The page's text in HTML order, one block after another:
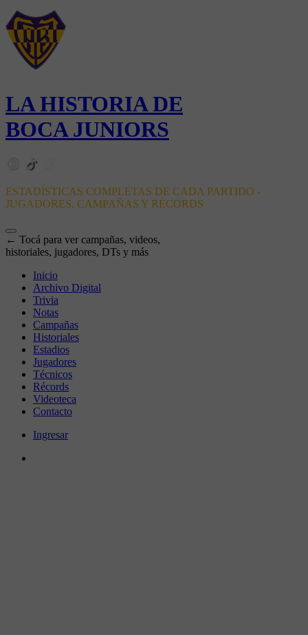
LA HISTORIA DE
BOCA JUNIORS
ESTADÍSTICAS COMPLETAS DE CADA PARTIDO -
JUGADORES, CAMPAÑAS Y RÉCORDS
← Tocá para ver campañas, videos,
historiales, jugadores, DTs y más
Inicio
Archivo Digital
Trivia
Notas
Campañas
Historiales
Estadios
Jugadores
Técnicos
Récords
Videoteca
Contacto
Ingresar